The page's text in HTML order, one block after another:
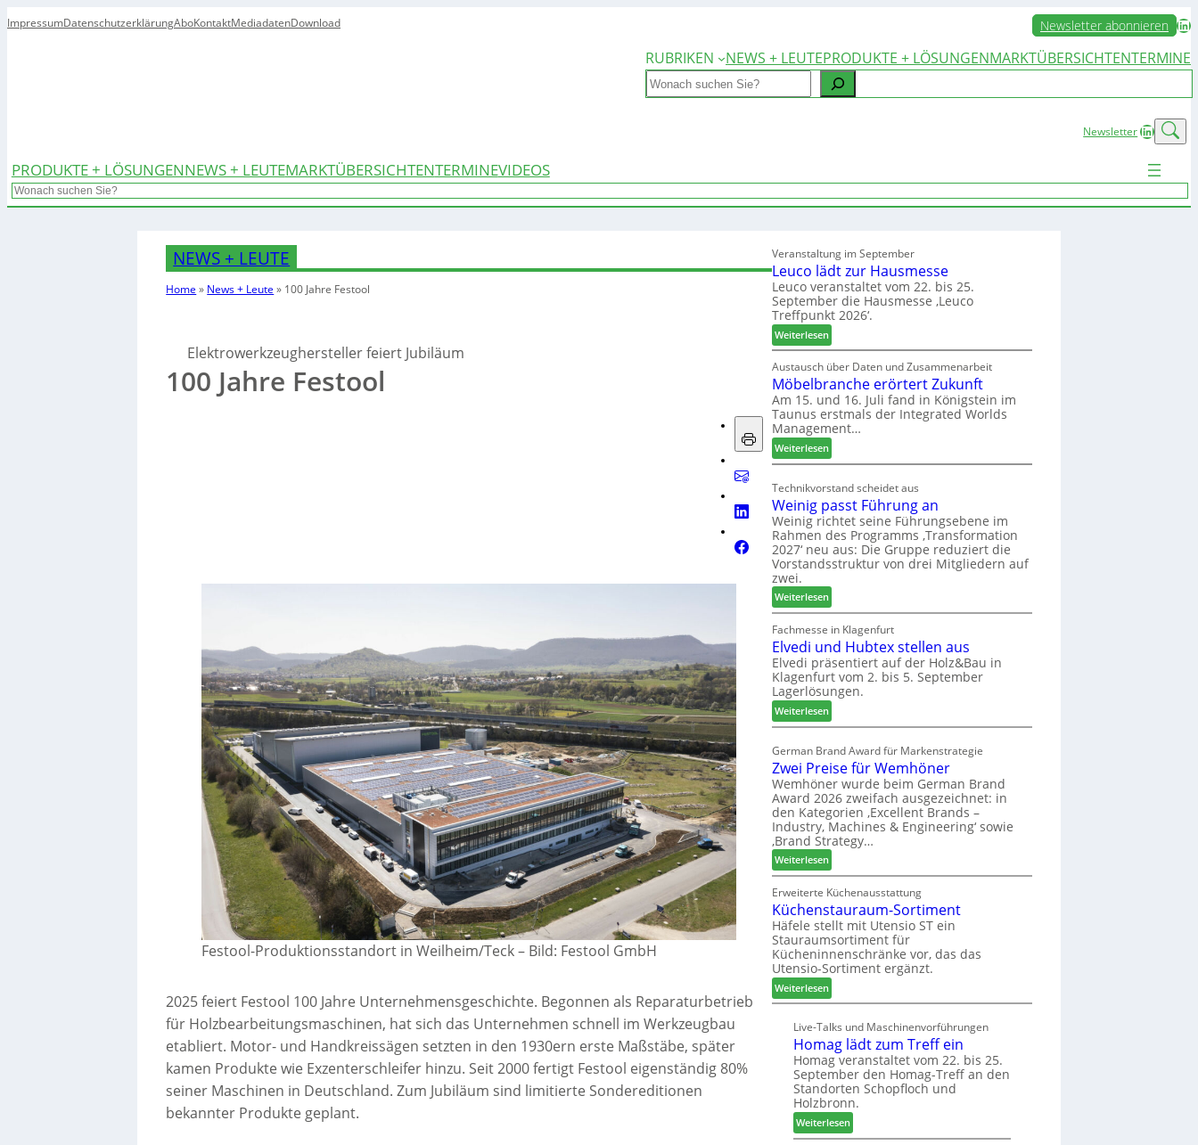
ImpressumDatenschutzerklärungAboKontaktMediadatenDownload Newsletter abonnieren LinkedIn
RUBRIKEN
NEWS + LEUTEPRODUKTE + LÖSUNGENMARKTÜBERSICHTENTERMINE
Search
NewsletterLinkedIn
PRODUKTE + LÖSUNGENNEWS + LEUTEMARKTÜBERSICHTENTERMINEVIDEOS
Search
NEWS + LEUTE
Home » News + Leute » 100 Jahre Festool
Elektrowerkzeughersteller feiert Jubiläum
100 Jahre Festool
Festool-Produktionsstandort in Weilheim/Teck– Bild: Festool GmbH
2025 feiert Festool 100 Jahre Unternehmensgeschichte. Begonnen als Reparaturbetrieb
für Holzbearbeitungsmaschinen, hat sich das Unternehmen schnell im Werkzeugbau
etabliert. Motor- und Handkreissägen setzten in den 1930ern erste Maßstäbe, später
kamen Produkte wie Exzenterschleifer hinzu. Seit 2000 fertigt Festool eigenständig 80%
seiner Maschinen in Deutschland. Zum Jubiläum sind limitierte Sondereditionen
bekannter Produkte geplant.
Veranstaltung im September
Leuco lädt zur Hausmesse
Leuco veranstaltet vom 22. bis 25.
September die Hausmesse ‚Leuco
Treffpunkt 2026‘.
Weiterlesen:
L
e
u
c
o
l
d
z
u
r
H
a
s
m
s
s
e
Austausch über Daten und Zusammenarbeit
Möbelbranche erörtert Zukunft
Am 15. und 16. Juli fand in Königstein im
Taunus erstmals der Integrated Worlds
Management…
Weiterlesen:
M
b
e
l
b
r
n
c
h
e
r
ö
r
t
r
t
Z
u
k
u
n
f
t
Technikvorstand scheidet aus
Weinig passt Führung an
Weinig richtet seine Führungsebene im
Rahmen des Programms ‚Transformation
2027‘ neu aus: Die Gruppe reduziert die
Vorstandsstruktur von drei Mitgliedern auf
zwei.
Weiterlesen:
W
e
i
n
i
g
a
s
t
F
ü
h
r
u
n
a
n
Fachmesse in Klagenfurt
Elvedi und Hubtex stellen aus
Elvedi präsentiert auf der Holz&Bau in
Klagenfurt vom 2. bis 5. September
Lagerlösungen.
Weiterlesen:
E
v
e
d
i
u
n
d
H
u
t
e
x
s
t
e
l
e
n
a
u
s
German Brand Award für Markenstrategie
Zwei Preise für Wemhöner
Wemhöner wurde beim German Brand
Award 2026 zweifach ausgezeichnet: in
den Kategorien ‚Excellent Brands –
Industry, Machines & Engineering‘ sowie
‚Brand Strategy…
Weiterlesen:
Z
w
e
i
P
r
e
i
s
f
ü
r
W
e
m
h
Erweiterte Küchenausstattung
Küchenstauraum-Sortiment
Häfele stellt mit Utensio ST ein
Stauraumsortiment für
Kücheninnenschränke vor, das das
Utensio-Sortiment ergänzt.
Weiterlesen:
K
c
h
e
n
s
t
a
Live-Talks und Maschinenvorführungen
Homag lädt zum Treff ein
Homag veranstaltet vom 22. bis 25.
September den Homag-Treff an den
Standorten Schopfloch und
Holzbronn.
Weiterlesen:
H